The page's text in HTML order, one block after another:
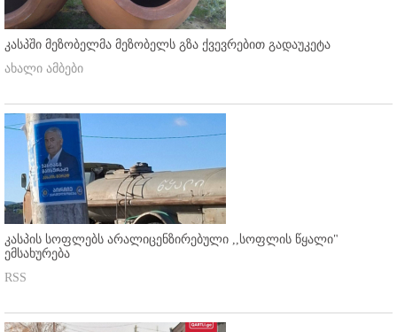
კასპში მეზობელმა მეზობელს გზა ქვევრებით გადაუკეტა
ახალი ამბები
კასპის სოფლებს არალიცენზირებული ,,სოფლის წყალი"
ემსახურება
RSS